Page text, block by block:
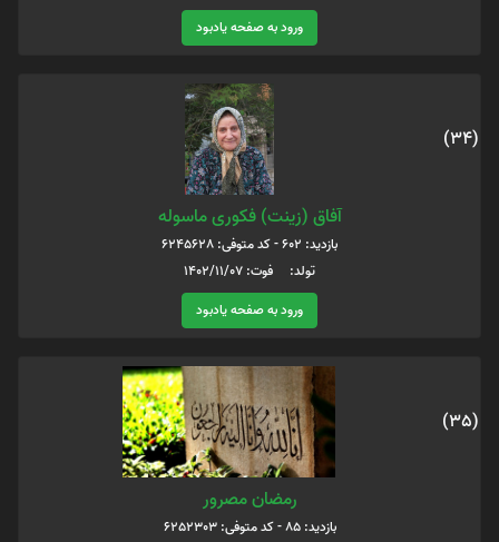
ورود به صفحه یادبود
(34)
آفاق (زینت) فکوری ماسوله
بازدید: 602 - کد متوفی: 6245628
تولد: فوت: 1402/11/07
ورود به صفحه یادبود
(35)
رمضان مصرور
بازدید: 85 - کد متوفی: 6252303